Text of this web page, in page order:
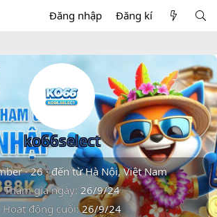
Đăng nhập Đăng kí
ko66select
·26· đến từ Hà Nội, Việt Nam
Tham gia ngày 26/9/24
Hoạt động cuối 26/9/24